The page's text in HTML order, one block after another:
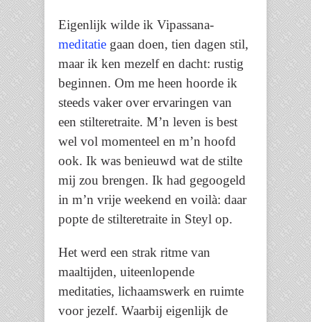
Eigenlijk wilde ik Vipassana-
meditatie gaan doen, tien dagen stil,
maar ik ken mezelf en dacht: rustig
beginnen. Om me heen hoorde ik
steeds vaker over ervaringen van
een stilteretraite. M’n leven is best
wel vol momenteel en m’n hoofd
ook. Ik was benieuwd wat de stilte
mij zou brengen. Ik had gegoogeld
in m’n vrije weekend en voilà: daar
popte de stilteretraite in Steyl op.
Het werd een strak ritme van
maaltijden, uiteenlopende
meditaties, lichaamswerk en ruimte
voor jezelf. Waarbij eigenlijk de